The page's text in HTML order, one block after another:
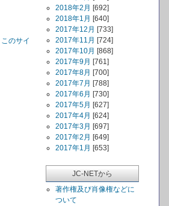
このサイ
2018年2月 [692]
2018年1月 [640]
2017年12月 [733]
2017年11月 [724]
2017年10月 [868]
2017年9月 [761]
2017年8月 [700]
2017年7月 [788]
2017年6月 [730]
2017年5月 [627]
2017年4月 [624]
2017年3月 [697]
2017年2月 [649]
2017年1月 [653]
JC-NETから
著作権及び肖像権などに
ついて